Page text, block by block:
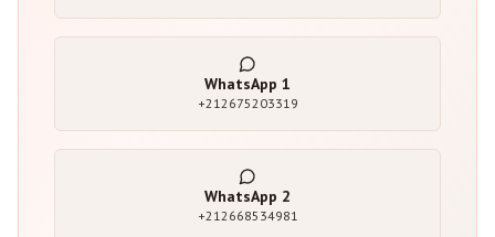
WhatsApp 1
+212675203319
WhatsApp 2
+212668534981